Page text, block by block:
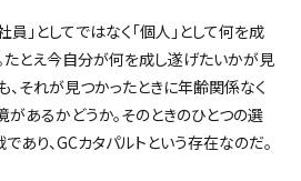
」としてではなく「個人」として何を成
たとえ今自分が何を成し遂げたいかが見
、それが見つかったときに年齢関係なく
あるかどうか。そのときのひとつの選
あり、GCカタパルトという存在なのだ。